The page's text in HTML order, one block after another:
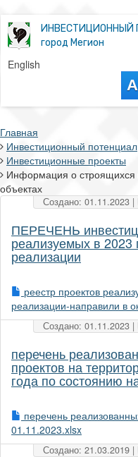
ИНВЕСТИЦИОННЫЙ
город Мегион
English
Главная
Инвестиционный потенциал
Инвестиционные проекты
Информация о строящихся
объектах
Создано: 01.11.2023
ПЕРЕЧЕНЬ
реализуемых в 2023
реализации
реестр проектов
реализации-направили в
Создано: 01.11.2023
перечень
проектов на
года по состоянию
перечень
01.11.2023.xlsx
Создано: 21.03.2019